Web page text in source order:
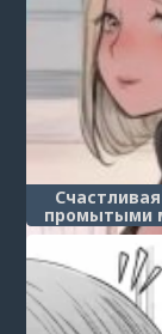
промытыми
часть 1
Modified
Brother is a